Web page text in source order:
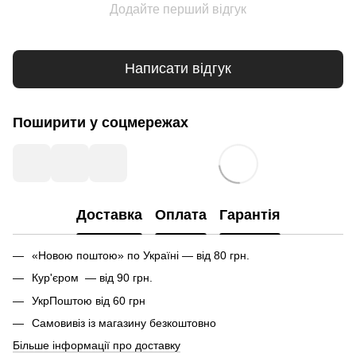
Додайте перший відгук
Написати відгук
Поширити у соцмережах
Доставка Оплата Гарантія
«Новою поштою» по Україні — від 80 грн.
Кур'єром — від 90 грн.
УкрПоштою від 60 грн
Самовивіз із магазину безкоштовно
Більше інформації про доставку